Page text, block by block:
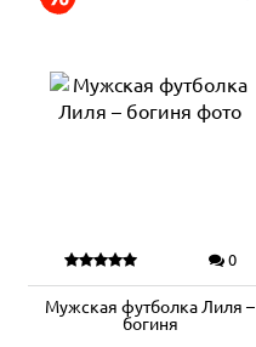
0
Мужская футболка Лиля –
богиня